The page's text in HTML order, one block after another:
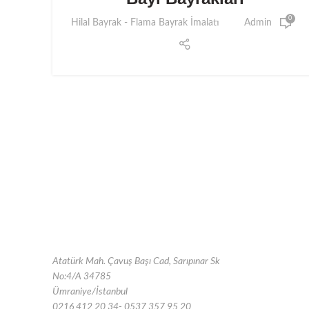
Hilal Bayrak - Flama Bayrak İmalatı Admin 0
Atatürk Mah. Çavuş Başı Cad, Sarıpınar Sk
No:4/A 34785
Ümraniye/İstanbul
0216 412 20 34- 0537 357 95 20